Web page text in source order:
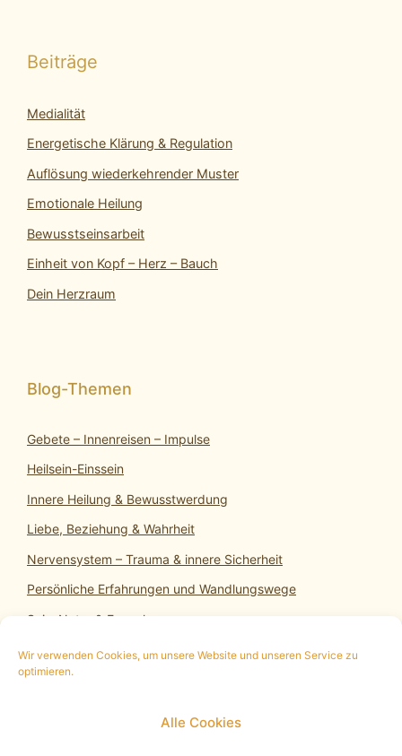
Wir verwenden Cookies, um unsere Website und unseren Service zu
optimieren.
Alle Cookies
Beiträge
Medialität
Energetische Klärung & Regulation
Auflösung wiederkehrender Muster
Emotionale Heilung
Bewusstseinsarbeit
Einheit von Kopf – Herz – Bauch
Dein Herzraum
Gebete – Innenreisen – Impulse
Heilsein-Einssein
Innere Heilung & Bewusstwerdung
Liebe, Beziehung & Wahrheit
Nervensystem – Trauma & innere Sicherheit
Persönliche Erfahrungen und Wandlungswege
SeinsNatur & Erwachen
Impressum|Datenschutz